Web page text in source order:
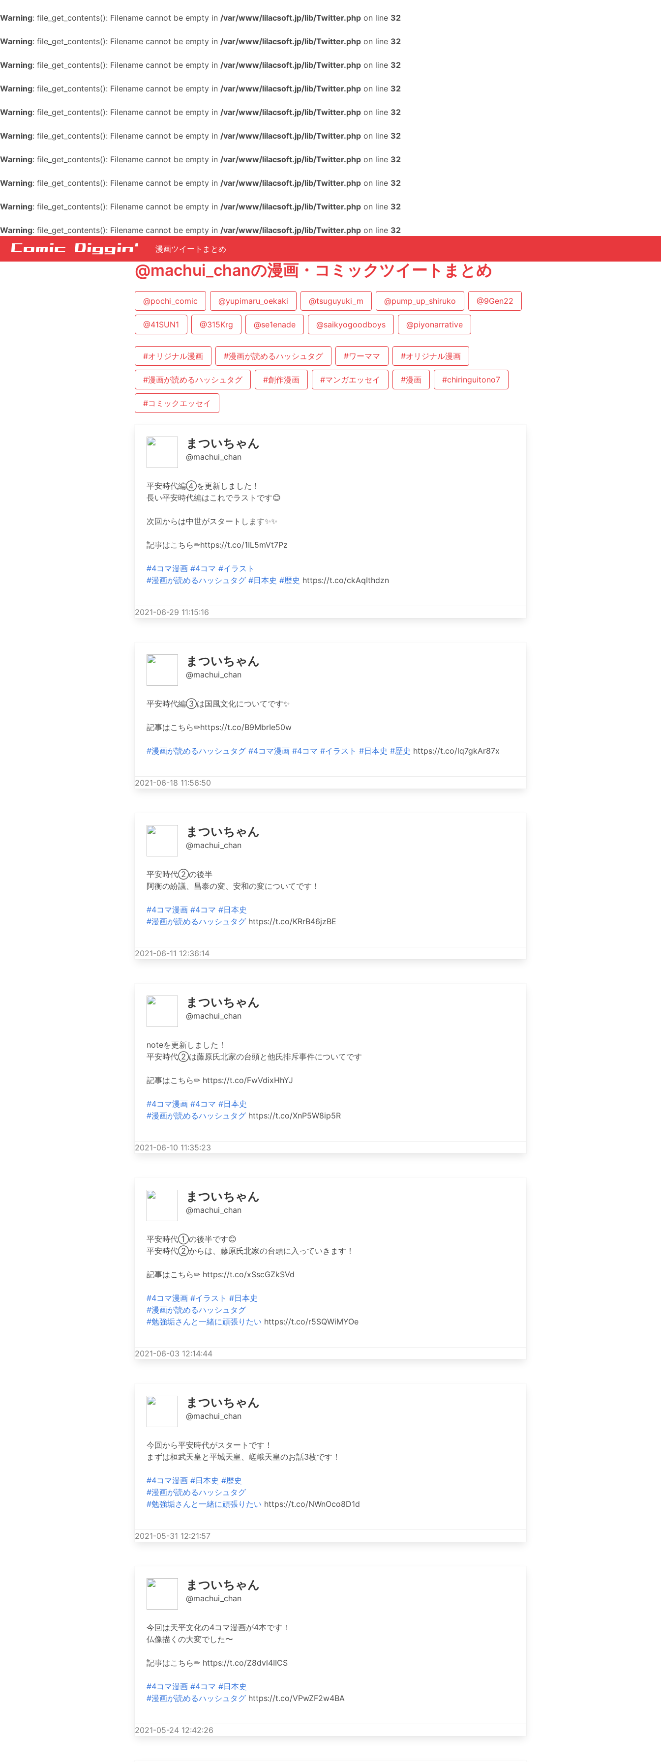
Warning: file_get_contents(): Filename cannot be empty in /var/www/lilacsoft.jp/lib/Twitter.php on line 32
Warning: file_get_contents(): Filename cannot be empty in /var/www/lilacsoft.jp/lib/Twitter.php on line 32
Warning: file_get_contents(): Filename cannot be empty in /var/www/lilacsoft.jp/lib/Twitter.php on line 32
Warning: file_get_contents(): Filename cannot be empty in /var/www/lilacsoft.jp/lib/Twitter.php on line 32
Warning: file_get_contents(): Filename cannot be empty in /var/www/lilacsoft.jp/lib/Twitter.php on line 32
Warning: file_get_contents(): Filename cannot be empty in /var/www/lilacsoft.jp/lib/Twitter.php on line 32
Warning: file_get_contents(): Filename cannot be empty in /var/www/lilacsoft.jp/lib/Twitter.php on line 32
Warning: file_get_contents(): Filename cannot be empty in /var/www/lilacsoft.jp/lib/Twitter.php on line 32
Warning: file_get_contents(): Filename cannot be empty in /var/www/lilacsoft.jp/lib/Twitter.php on line 32
Warning: file_get_contents(): Filename cannot be empty in /var/www/lilacsoft.jp/lib/Twitter.php on line 32
漫画ツイートまとめ
@machui_chanの漫画・コミックツイートまとめ
@pochi_comic @yupimaru_oekaki @tsuguyuki_m @pump_up_shiruko @9Gen22
@41SUN1 @315Krg @se1enade @saikyogoodboys @piyonarrative
#オリジナル漫画 #漫画が読めるハッシュタグ #ワーママ #オリジナル漫画
#漫画が読めるハッシュタグ #創作漫画 #マンガエッセイ #漫画 #chiringuitono7
#コミックエッセイ
まついちゃん
@machui_chan
平安時代編④を更新しました！
長い平安時代編はこれでラストです😊
次回からは中世がスタートします✨✨
記事はこちら✏︎https://t.co/1IL5mVt7Pz
#4コマ漫画 #4コマ #イラスト
#漫画が読めるハッシュタグ #日本史 #歴史 https://t.co/ckAqIthdzn
2021-06-29 11:15:16
まついちゃん
@machui_chan
平安時代編③は国風文化についてです✨
記事はこちら✏︎https://t.co/B9MbrIe50w
#漫画が読めるハッシュタグ #4コマ漫画 #4コマ #イラスト #日本史 #歴史 https://t.co/lq7gkAr87x
2021-06-18 11:56:50
まついちゃん
@machui_chan
平安時代②の後半
阿衡の紛議、昌泰の変、安和の変についてです！
#4コマ漫画 #4コマ #日本史
#漫画が読めるハッシュタグhttps://t.co/KRrB46jzBE
2021-06-11 12:36:14
まついちゃん
@machui_chan
noteを更新しました！
平安時代②は藤原氏北家の台頭と他氏排斥事件についてです
記事はこちら✏︎ https://t.co/FwVdixHhYJ
#4コマ漫画 #4コマ #日本史
#漫画が読めるハッシュタグhttps://t.co/XnP5W8ip5R
2021-06-10 11:35:23
まついちゃん
@machui_chan
平安時代①の後半です😊
平安時代②からは、藤原氏北家の台頭に入っていきます！
記事はこちら✏︎ https://t.co/xSscGZkSVd
#4コマ漫画 #イラスト #日本史
#漫画が読めるハッシュタグ
#勉強垢さんと一緒に頑張りたい https://t.co/r5SQWiMYOe
2021-06-03 12:14:44
まついちゃん
@machui_chan
今回から平安時代がスタートです！
まずは桓武天皇と平城天皇、嵯峨天皇のお話3枚です！
#4コマ漫画 #日本史 #歴史
#漫画が読めるハッシュタグ
#勉強垢さんと一緒に頑張りたい https://t.co/NWnOco8D1d
2021-05-31 12:21:57
まついちゃん
@machui_chan
今回は天平文化の4コマ漫画が4本です！
仏像描くの大変でした〜
記事はこちら✏︎ https://t.co/Z8dvl4IICS
#4コマ漫画 #4コマ #日本史
#漫画が読めるハッシュタグhttps://t.co/VPwZF2w4BA
2021-05-24 12:42:26